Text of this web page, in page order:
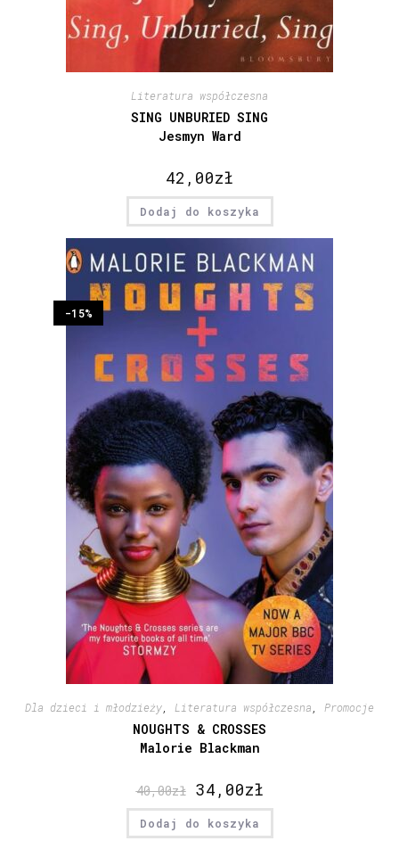
Literatura współczesna
SING UNBURIED SING
Jesmyn Ward
42,00zł
Dodaj do koszyka
-15%
Dla dzieci i młodzieży Literatura współczesna Promocje
NOUGHTS & CROSSES
Malorie Blackman
40,00zł 34,00zł
Dodaj do koszyka